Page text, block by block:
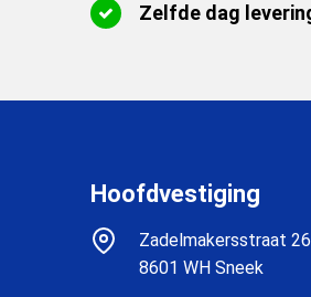
Zelfde dag
Hoofdvestiging
Zadelmakersstraat 26
8601 WH Sneek